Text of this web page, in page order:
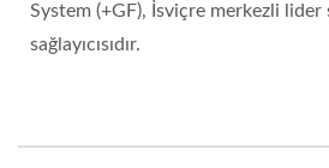
System (+GF), İsviçre merkezli lider
sağlayıcısıdır.